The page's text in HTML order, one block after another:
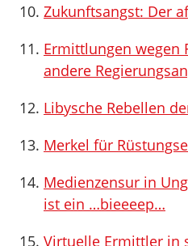
Zukunftsangst: Der
Ermittlungen wegen
andere
Libysche Rebellen
Merkel für
Medienzensur in
ist ein …bieeeep…
Virtuelle Ermittler in